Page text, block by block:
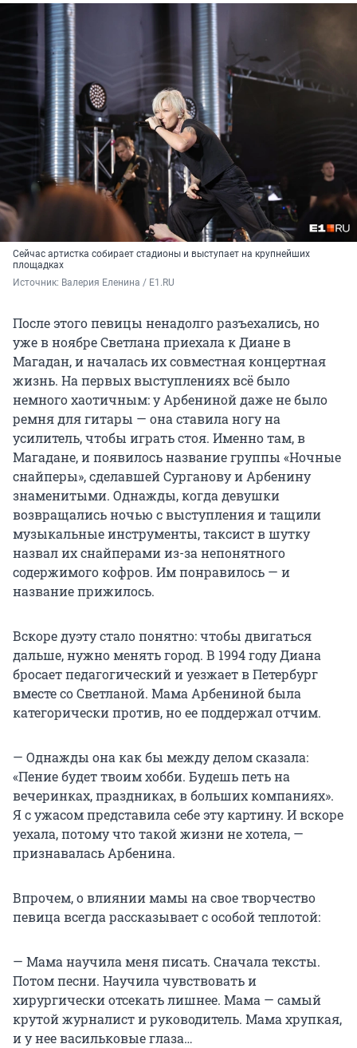
Сейчас артистка собирает стадионы и выступает на крупнейших
площадках
Источник: Валерия Еленина / E1.RU
После этого певицы ненадолго разъехались, но
уже в ноябре Светлана приехала к Диане в
Магадан, и началась их совместная концертная
жизнь. На первых выступлениях всё было
немного хаотичным: у Арбениной даже не было
ремня для гитары — она ставила ногу на
усилитель, чтобы играть стоя. Именно там, в
Магадане, и появилось название группы «Ночные
снайперы», сделавшей Сурганову и Арбенину
знаменитыми. Однажды, когда девушки
возвращались ночью с выступления и тащили
музыкальные инструменты, таксист в шутку
назвал их снайперами из-за непонятного
содержимого кофров. Им понравилось — и
название прижилось.
Вскоре дуэту стало понятно: чтобы двигаться
дальше, нужно менять город. В 1994 годуДиана
бросает педагогический и уезжает в Петербург
вместе со Светланой. Мама Арбениной была
категорически против, но ее поддержал отчим.
— Однажды она как бы между делом сказала:
«Пение будет твоим хобби. Будешь петь на
вечеринках, праздниках, в больших компаниях».
Я с ужасом представила себе эту картину. И вскоре
уехала, потому что такой жизни не хотела, —
признавалась Арбенина.
Впрочем, о влиянии мамы на свое творчество
певица всегда рассказывает с особой теплотой:
— Мама научила меня писать. Сначала тексты.
Потом песни. Научила чувствовать и
хирургически отсекать лишнее. Мама — самый
крутой журналист и руководитель. Мама хрупкая,
и у нее васильковые глаза…